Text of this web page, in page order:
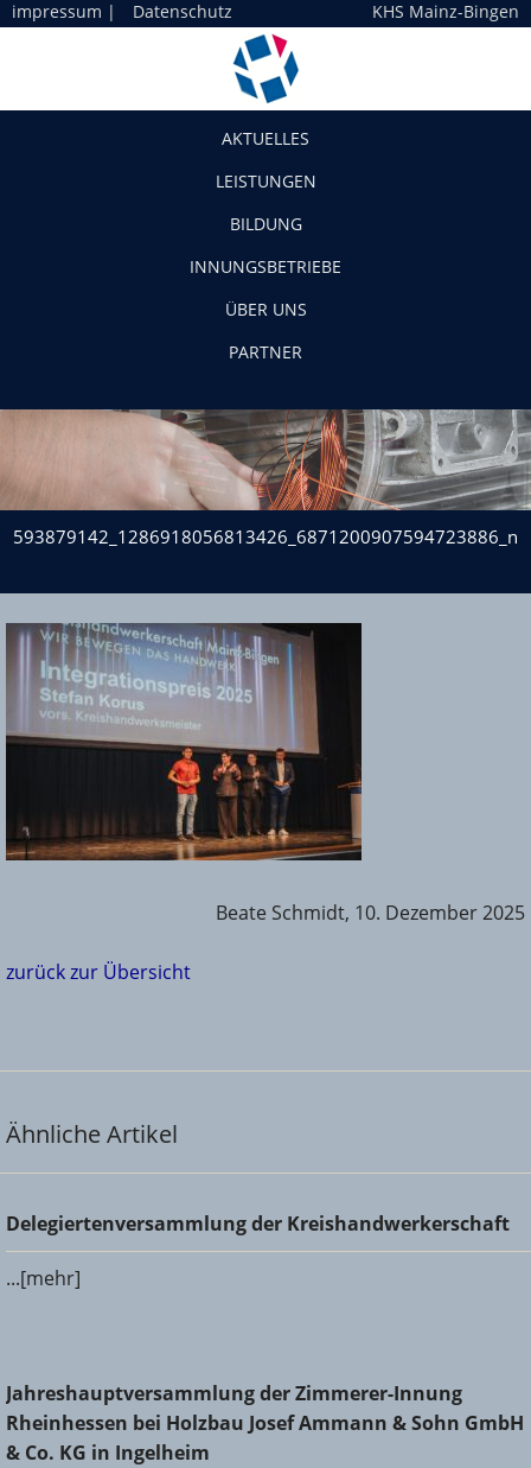
impressum | Datenschutz KHS Mainz-Bingen
AKTUELLES
LEISTUNGEN
BILDUNG
INNUNGSBETRIEBE
ÜBER UNS
PARTNER
593879142_1286918056813426_6871200907594723886_n
Beate Schmidt, 10. Dezember 2025
zurück zur Übersicht
Ähnliche Artikel
Delegiertenversammlung der Kreishandwerkerschaft
Delegiertenversammlung der Kreishandwerkerschaft
...[mehr]
Jahreshauptversammlung der Zimmerer-Innung
Rheinhessen bei Holzbau Josef Ammann & Sohn GmbH &
Co. KG in Ingelheim
Jahreshauptversammlung der Zimmerer-Innung
Rheinhessen bei Holzbau Josef Ammann & Sohn GmbH
& Co. KG in Ingelheim